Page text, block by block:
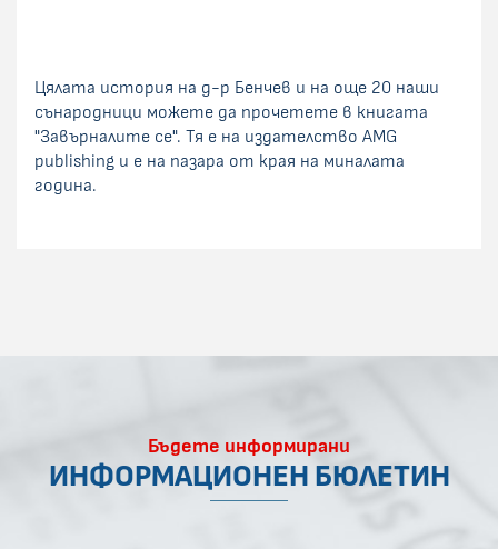
Цялата история на д-р Бенчев и на още 20 наши
сънародници можете да прочетете в книгата
"Завърналите се". Тя е на издателство AMG
publishing и е на пазара от края на миналата
година.
Бъдете информирани
ИНФОРМАЦИОНЕН БЮЛЕТИН